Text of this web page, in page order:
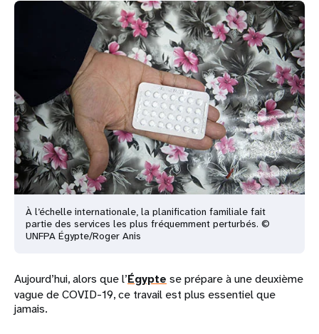
À l’échelle internationale, la planification familiale fait
partie des services les plus fréquemment perturbés. ©
UNFPA Égypte/Roger Anis
Aujourd’hui, alors que l’Égypte se prépare à une deuxième
vague de COVID-19, ce travail est plus essentiel que
jamais.